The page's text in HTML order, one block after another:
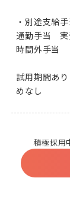
・別途支給手
通勤手当　
時間外手当
試用期間あ
めなし
積極採用